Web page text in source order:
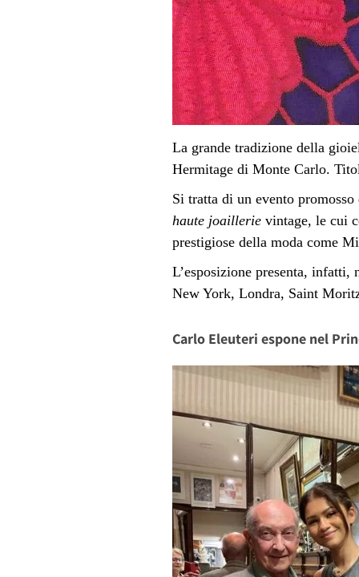
La grande tradizione della
Hermitage di Monte Carlo.
Si tratta di un evento promosso
haute joaillerievintage, le cui
prestigiose della moda come
L’esposizione presenta,
New York, Londra, Saint
Carlo Eleuteri espone nel